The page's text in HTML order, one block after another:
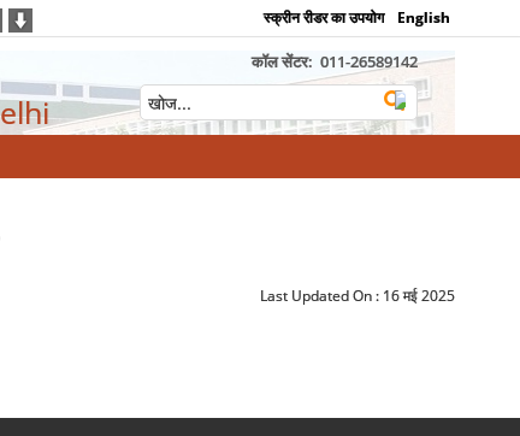
स्क्रीन रीडर का उपयोग English
कॉल सेंटर: 011-26589142
Last Updated On : 16 मई 2025